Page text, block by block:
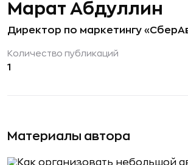
Материалы автора
Марат Абдуллин
Директор по маркетингу
Количество публикаций
1